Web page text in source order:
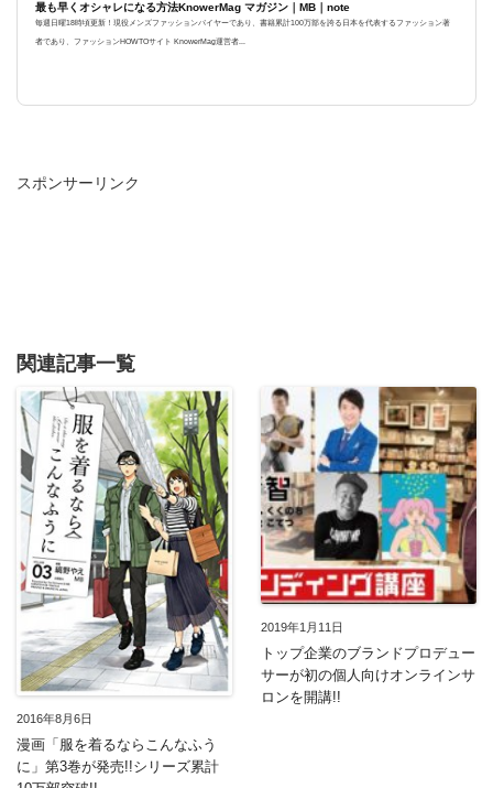
最も早くオシャレになる方法KnowerMag マガジン｜MB｜note
毎週日曜18時頃更新！現役メンズファッションバイヤーであり、書籍累計100万部を誇る日本を代表するファッション著
者であり、ファッションHOWTOサイト KnowerMag運営者...
スポンサーリンク
関連記事一覧
2016年8月6日
漫画「服を着るならこんなふう
に」第3巻が発売!!シリーズ累計
2019年1月11日
トップ企業のブランドプロデュー
サーが初の個人向けオンラインサ
ロンを開講!!